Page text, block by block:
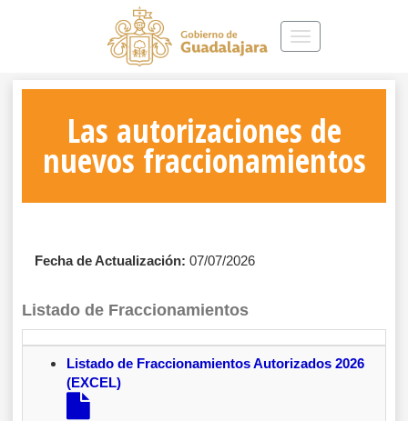
Toggle
navigation
Las autorizaciones de
nuevos fraccionamientos
Fecha de Actualización: 07/07/2026
Listado de Fraccionamientos
Listado de Fraccionamientos Autorizados 2026
(EXCEL)